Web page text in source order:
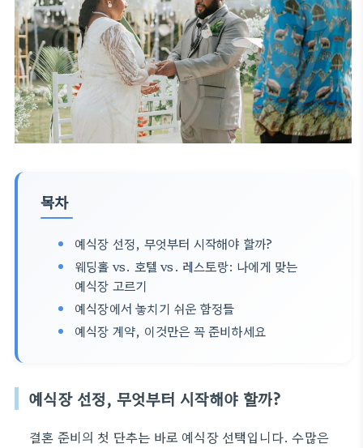
목차
예식장 선정, 무엇부터 시작해야 할까?
웨딩홀 vs. 호텔 vs. 레스토랑: 나에게 맞는
예식장 고르기
예식장에서 놓치기 쉬운 함정들
예식장 계약, 이것만은 꼭 준비하세요
예식장 선정, 무엇부터 시작해야 할까?
결혼 준비의 첫 단추는 바로 예식장 선택입니다. 수많은